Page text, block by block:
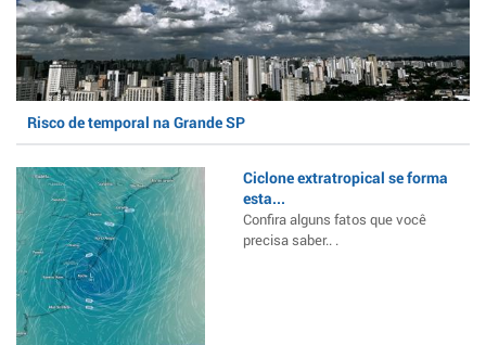
Risco de temporal na Grande SP
Ciclone extratropical se forma
esta...
Confira alguns fatos que você
precisa saber.. .